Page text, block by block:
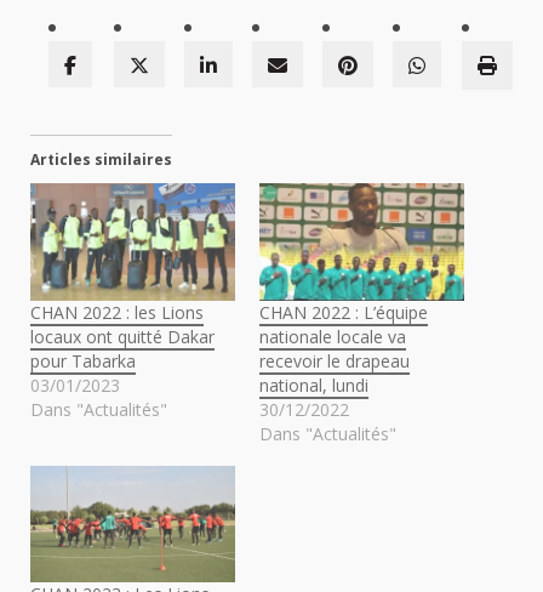
Articles similaires
CHAN 2022 : les Lions
locaux ont quitté Dakar
pour Tabarka
03/01/2023
Dans "Actualités"
CHAN 2022 : L’équipe
nationale locale va
recevoir le drapeau
national, lundi
30/12/2022
Dans "Actualités"